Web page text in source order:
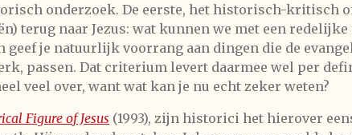
onderzoek. De eerste, het historisch-kritisch
terug naar Jezus: wat kunnen we met een
geef je natuurlijk voorrang aan dingen die de
passen. Dat criterium levert daarmee wel per
veel over, want wat kan je nu echt zeker weten?
Figure of Jesus (1993), zijn historici het hierover